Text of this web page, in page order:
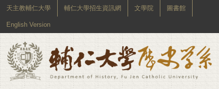
天主教輔仁大學 輔仁大學招生資訊網 文學院 圖書館
English Version